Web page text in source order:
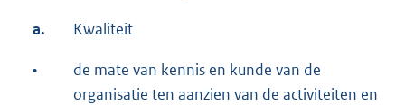
a. Kwaliteit
•
de mate van kennis en kunde van de
organisatie ten aanzien van de activiteiten en